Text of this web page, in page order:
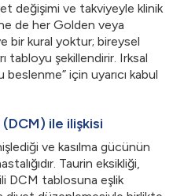
değişimi ve takviyeyle klinik
de her Golden veya
bir kural yoktur; bireysel
tabloyu şekillendirir. Irksal
için uyarıcı kabul
ile ilişkisi
ve kasılma gücünün
Taurin eksikliği,
DCM tablosuna eşlik